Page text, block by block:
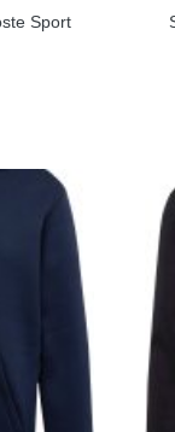
Sport